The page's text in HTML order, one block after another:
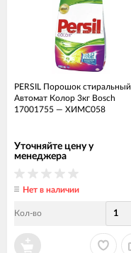
PERSIL Порошок стиральный
Автомат Колор 3кг Bosch
17001755 — ХИМС058
Уточняйте цену у
менеджера
Нет в наличии
Кол-во